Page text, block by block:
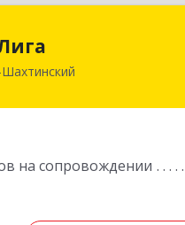
на сопровождении
обл, Каменск-